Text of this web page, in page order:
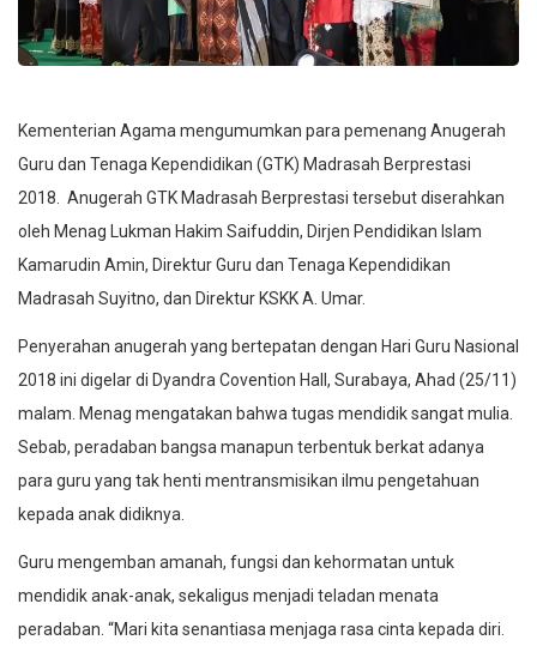
Kementerian Agama mengumumkan para pemenang Anugerah
Guru dan Tenaga Kependidikan (GTK) Madrasah Berprestasi
2018. Anugerah GTK Madrasah Berprestasi tersebut diserahkan
oleh Menag Lukman Hakim Saifuddin, Dirjen Pendidikan Islam
Kamarudin Amin, Direktur Guru dan Tenaga Kependidikan
Madrasah Suyitno, dan Direktur KSKK A. Umar.
Penyerahan anugerah yang bertepatan dengan Hari Guru Nasional
2018 ini digelar di Dyandra Covention Hall, Surabaya, Ahad (25/11)
malam. Menag mengatakan bahwa tugas mendidik sangat mulia.
Sebab, peradaban bangsa manapun terbentuk berkat adanya
para guru yang tak henti mentransmisikan ilmu pengetahuan
kepada anak didiknya.
Guru mengemban amanah, fungsi dan kehormatan untuk
mendidik anak-anak, sekaligus menjadi teladan menata
peradaban. “Mari kita senantiasa menjaga rasa cinta kepada diri.